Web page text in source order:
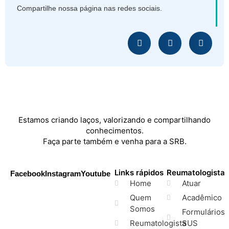
Compartilhe nossa página nas redes sociais.
Estamos criando laços, valorizando e compartilhando
conhecimentos.
Faça parte também e venha para a SRB.
FacebookInstagramYoutube Links rápidos
Home
Quem
Somos
Reumatologista
Reumatologista
Atuar
Acadêmico
Formulários
SUS